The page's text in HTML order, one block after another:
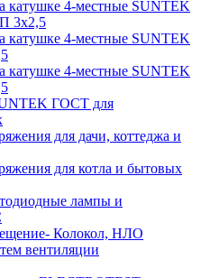
катушке 4-местные SUNTEK
3х2,5
катушке 4-местные SUNTEK
катушке 4-местные SUNTEK
ГОСТ для
для дачи, коттеджа и
для котла и бытовых
лампы и
Колокол, НЛО
вентиляции